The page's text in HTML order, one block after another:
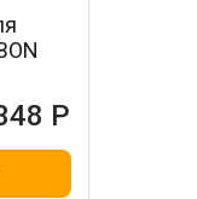
Лезвия для
стальные MAGIC